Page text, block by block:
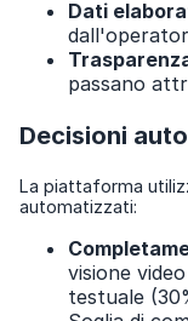
Dati
passano
Decisioni
La piattaforma
automatizzati:
visione
testuale